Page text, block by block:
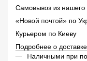
Самовывоз из нашего
«Новой почтой» по
Курьером по Киеву
Подробнее о доставке
Наличными при